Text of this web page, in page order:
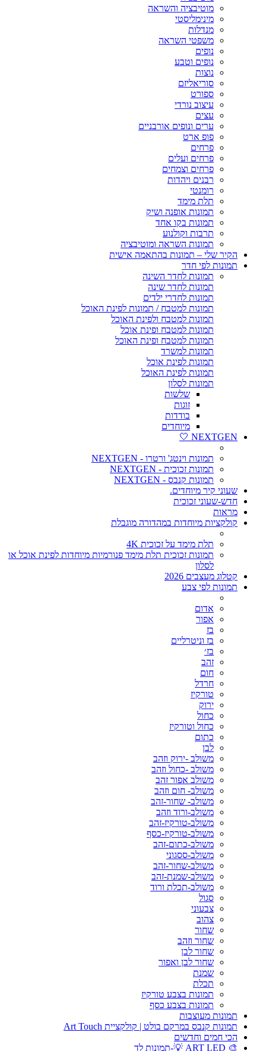
מוטיבציה והשראה
מינימליסטי
מנדלות
משפטי השראה
נופים
נופים וטבע
נוצות
סוריאליזם
ספורט
עיצוב נורדי
עצים
ערים ונופים אורבניים
פופ ארט
פרחים
פרחים ועלים
פרחים וצמחים
רבנים ויהדות
רומנטי
תלת מימד
תמונות אופנה ושיק
תמונות בקו אחד
תרבות וקולנוע
תמונות השראה ומוטיבציה
הקיר שלי – תמונות בהתאמה אישית
תמונות לפי חדר
תמונות לחדר השינה
תמונות לחדר שינה
תמונות לחדרי ילדים
תמונות למטבח / תמונות לפינת האוכל
תמונות למטבח ולפינת האוכל
תמונות למטבח ופינת אוכל
תמונות למטבח ופינת האוכל
תמונות למשרד
תמונות לפינת אוכל
תמונות לפינת האוכל
תמונות לסלון
שלשות
זוגות
בודדות
מיוחדים
NEXTGEN 🤍
תמונות וינטג' ורטרו - NEXTGEN
תמונות זכוכית - NEXTGEN
תמונות קנבס - NEXTGEN
שעוני קיר מיוחדים.
חדש-שעוני זכוכית
מראות
קולקציות מיוחדות במהדורה מוגבלת
תלת מימד על זכוכית 4K
תמונות זכוכית תלת מימד פנורמיות מיוחדות לפינת אוכל או
לסלון
קטלוג מעצבים 2026
תמונות לפי צבע
אדום
אפור
בז
בז וניטרליים
בז׳
זהב
חום
חרדל
טורקיז
ירוק
כחול
כחול וטורקיז
כתום
לבן
משולב -ירוק וזהב
משולב -כחול וזהב
משולב אפור זהב
משולב- חום וזהב
משולב- שחור-זהב
משולב-ורוד וזהב
משולב-טורקיז-זהב
משולב-טורקיז-כסף
משולב-כתום-זהב
משולב-ססגוני
משולב-שחור-זהב
משולב-שמנת-זהב
משולב-תכלת ורוד
סגול
צבעוני
צהוב
שחור
שחור וזהב
שחור לבן
שחור לבן ואפור
שמנת
תכלת
תמונות בצבע טורקיז
תמונות בצבע כסף
תמונות מעוצבות
תמונות קנבס במרקם בולט | קולקציית Art Touch
הכי חמים וחדשים
🎨 ART LED 💡-תמונות לד